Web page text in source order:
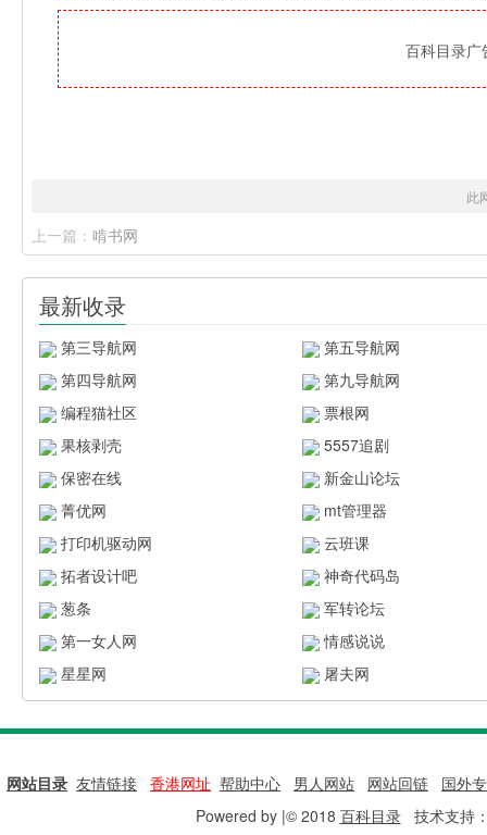
百科目录
此
上一篇： 啃书网
最新收录
第三导航网
第五导航网
第四导航网
第九导航网
编程猫社区
票根网
果核剥壳
5557追剧
保密在线
新金山论坛
菁优网
mt管理器
打印机驱动网
云班课
拓者设计吧
神奇代码岛
葱条
军转论坛
第一女人网
情感说说
星星网
屠夫网
网站目录 友情链接 香港网址 帮助中心 男人网站 网站回链
国外
Powered by |© 2018 百科目录技术支持